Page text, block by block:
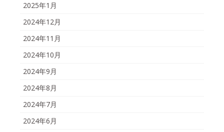
2025年1月
2024年12月
2024年11月
2024年10月
2024年9月
2024年8月
2024年7月
2024年6月